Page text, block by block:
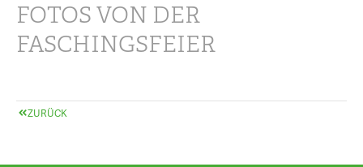
FOTOS VON DER
FASCHINGSFEIER
ZURÜCK